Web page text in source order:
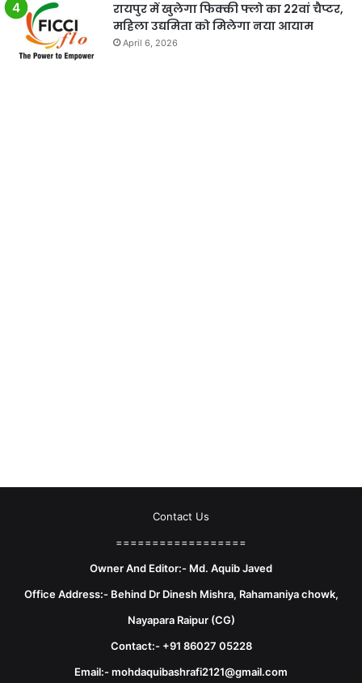
रायपुर में खुलेगा फिक्की फ्लो का 22वां चैप्टर,
महिला उद्यमिता को मिलेगा नया आयाम
April 6, 2026
Contact Us
==================
Owner And Editor:- Md. Aquib Javed
Office Address:- Behind Dr Dinesh Mishra, Rahamaniya chowk,
Nayapara Raipur (CG)
Contact:- +91 86027 05228
Email:- mohdaquibashrafi2121@gmail.com